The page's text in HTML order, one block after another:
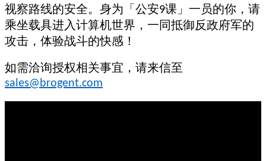
视察路线的安全。身为「公安9课」一员的你，请
乘坐载具进入计算机世界，一同抵御反政府军的
攻击，体验战斗的快感！
如需洽询授权相关事宜，请来信至
sales@brogent.com